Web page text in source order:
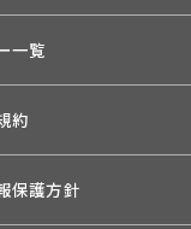
一覧
約
保護方針